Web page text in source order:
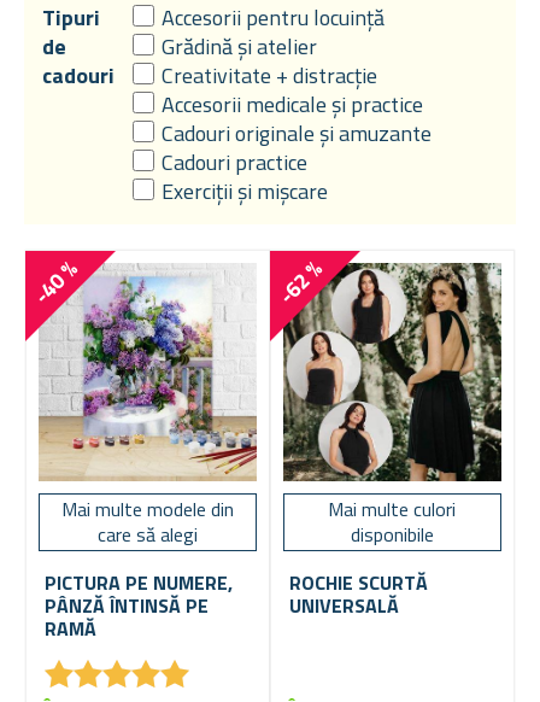
Tipuri
de
cadouri
Accesorii pentru locuință
Grădină și atelier
Creativitate + distracție
Accesorii medicale și practice
Cadouri originale și amuzante
Cadouri practice
Exerciții și mișcare
-40 %
Mai multe modele din
care să alegi
PICTURA PE NUMERE,
PÂNZĂ ÎNTINSĂ PE
RAMĂ
★★★★★
★★★★★
-62 %
Mai multe culori
disponibile
ROCHIE SCURTĂ
UNIVERSALĂ